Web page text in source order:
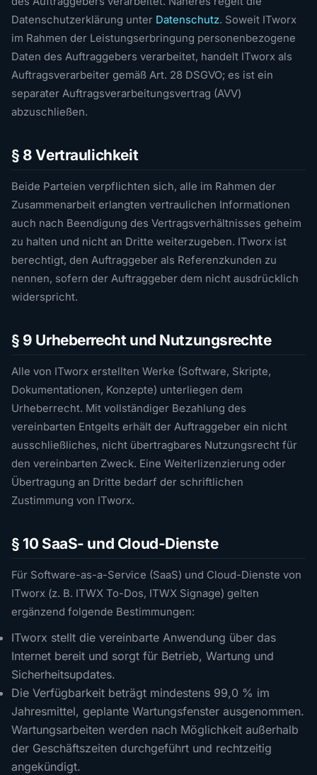
Datenschutzerklärung unter Datenschutz. Soweit ITworx
im Rahmen der Leistungserbringung personenbezogene
Daten des Auftraggebers verarbeitet, handelt ITworx als
Auftragsverarbeiter gemäß Art. 28 DSGVO; es ist ein
separater Auftragsverarbeitungsvertrag (AVV)
abzuschließen.
§ 8 Vertraulichkeit
Beide Parteien verpflichten sich, alle im Rahmen der
Zusammenarbeit erlangten vertraulichen Informationen
auch nach Beendigung des Vertragsverhältnisses geheim
zu halten und nicht an Dritte weiterzugeben. ITworx ist
berechtigt, den Auftraggeber als Referenzkunden zu
nennen, sofern der Auftraggeber dem nicht ausdrücklich
widerspricht.
§ 9 Urheberrecht und Nutzungsrechte
Alle von ITworx erstellten Werke (Software, Skripte,
Dokumentationen, Konzepte) unterliegen dem
Urheberrecht. Mit vollständiger Bezahlung des
vereinbarten Entgelts erhält der Auftraggeber ein nicht
ausschließliches, nicht übertragbares Nutzungsrecht für
den vereinbarten Zweck. Eine Weiterlizenzierung oder
Übertragung an Dritte bedarf der schriftlichen
Zustimmung von ITworx.
§ 10 SaaS- und Cloud-Dienste
Für Software-as-a-Service (SaaS) und Cloud-Dienste von
ITworx (z. B. ITWX To-Dos, ITWX Signage) gelten
ergänzend folgende Bestimmungen:
ITworx stellt die vereinbarte Anwendung über das
Internet bereit und sorgt für Betrieb, Wartung und
Sicherheitsupdates.
Die Verfügbarkeit beträgt mindestens 99,0 % im
Jahresmittel, geplante Wartungsfenster ausgenommen.
Wartungsarbeiten werden nach Möglichkeit außerhalb
der Geschäftszeiten durchgeführt und rechtzeitig
angekündigt.